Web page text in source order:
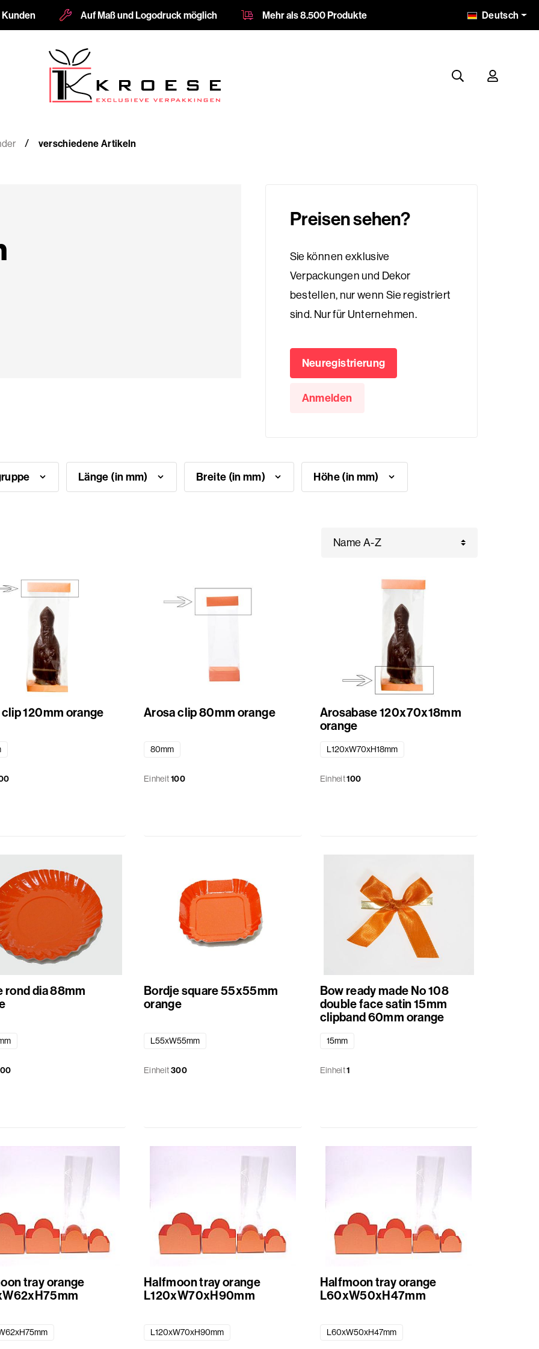
Kunden Auf Maß und Logodruck möglich Mehr als 8.500 Produkte Deutsch
verschiedene Artikeln
Preisen sehen?
Sie können exklusive
Verpackungen und Dekor
bestellen, nur wenn Sie registriert
sind. Nur für Unternehmen.
Neuregistrierung
Anmelden
Länge (in mm) Breite (in mm) Höhe (in mm)
120mm orange Arosa clip 80mm orange
80mm
Einheit100
Arosabase 120x70x18mm
orange
L120xW70xH18mm
Einheit100
rond dia 88mm
Bordje square 55x55mm
orange
L55xW55mm
Einheit300
Bow ready made No 108
double face satin 15mm
clipband 60mm orange
15mm
Einheit1
tray orange
Halfmoon tray orange
L120xW70xH90mm
L120xW70xH90mm
Halfmoon tray orange
L60xW50xH47mm
L60xW50xH47mm